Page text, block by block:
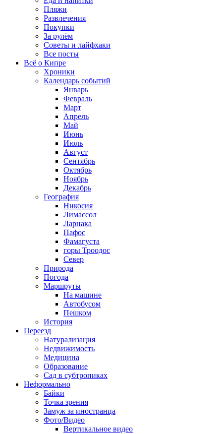
Пляжи
Развлечения
Покупки
За рулём
Советы и лайфхаки
Все посты
Всё о Кипре
Хроники
Календарь событий
Январь
Февраль
Март
Апрель
Май
Июнь
Июль
Август
Сентябрь
Октябрь
Ноябрь
Декабрь
География
Никосия
Лимассол
Ларнака
Пафос
Фамагуста
горы Троодос
Север
Природа
Погода
Маршруты
На машине
Автобусом
Пешком
История
Переезд
Натурализация
Недвижимость
Медицина
Образование
Сад в субтропиках
Неформально
Байки
Точка зрения
Замуж за иностранца
Фото/Видео
Вертикальное видео